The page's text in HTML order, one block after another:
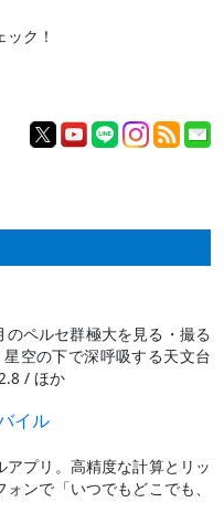
ク！
のペルセ群極大を見る・撮る
空の下で深呼吸する天文台
/ ほか
イル
プリ。高精度な計算とリッ
ンで「いつでもどこでも、